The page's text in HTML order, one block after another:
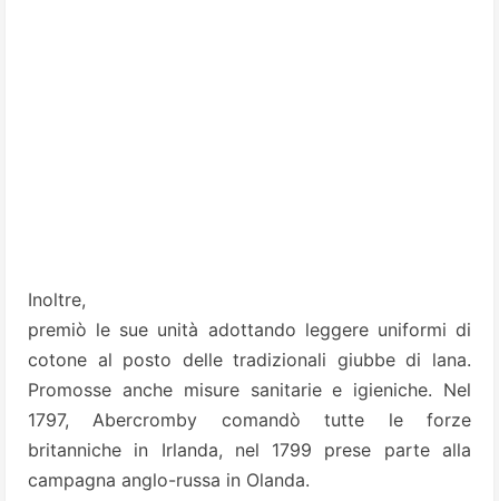
Inoltre,
premiò le sue unità adottando leggere uniformi di
cotone al posto delle tradizionali giubbe di lana.
Promosse anche misure sanitarie e igieniche. Nel
1797, Abercromby comandò tutte le forze
britanniche in Irlanda, nel 1799 prese parte alla
campagna anglo-russa in Olanda.